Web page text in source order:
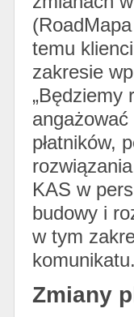
temu
zakresie
„Będziemy
płatników,
KAS w
budowy i
w tym
Zmiany